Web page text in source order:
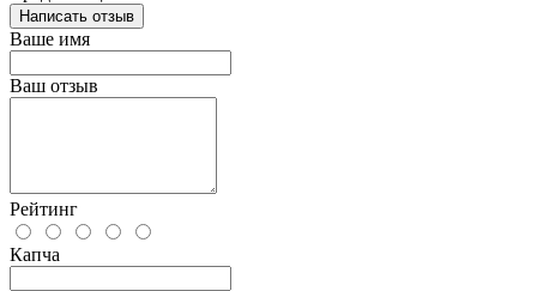
Написать отзыв
Ваше имя
Ваш отзыв
Рейтинг
Капча